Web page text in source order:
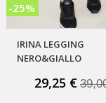
IRINA LEGGING
NERO&GIALLO
29,25 €
-25%